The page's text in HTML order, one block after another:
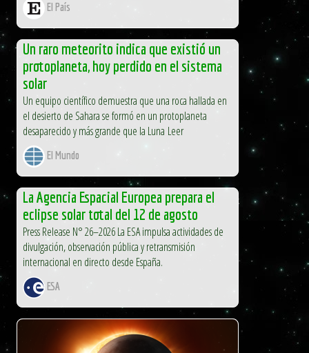
El País
Un raro meteorito indica que existió un
protoplaneta, hoy perdido en el sistema
solar
Un equipo científico demuestra que una roca hallada en
el desierto de Sahara se formó en un protoplaneta
desaparecido y más grande que la Luna Leer
El Mundo
La Agencia Espacial Europea prepara el
eclipse solar total del 12 de agosto
Press Release N° 26–2026 La ESA impulsa actividades de
divulgación, observación pública y retransmisión
internacional en directo desde España.
ESA